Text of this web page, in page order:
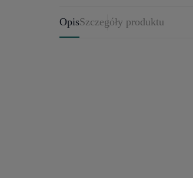
OpisSzczegóły produktu